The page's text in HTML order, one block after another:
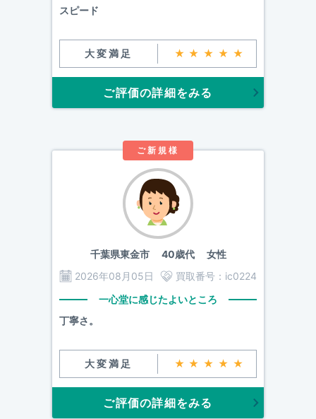
スピード
大変満足 ★★★★★
ご評価の詳細をみる
ご新規様
千葉県東金市40歳代 女性
2026年08月05日
買取番号： ic0224
一心堂に感じたよいところ
丁寧さ。
大変満足 ★★★★★
ご評価の詳細をみる